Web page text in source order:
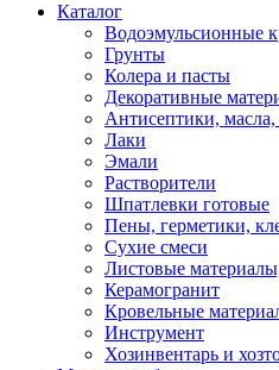
Каталог
Водоэмульсионные
Грунты
Колера и пасты
Декоративные
Антисептики,
Лаки
Эмали
Растворители
Шпатлевки готовые
Пены, герметики,
Сухие смеси
Листовые
Керамогранит
Кровельные
Инструмент
Хозинвентарь и